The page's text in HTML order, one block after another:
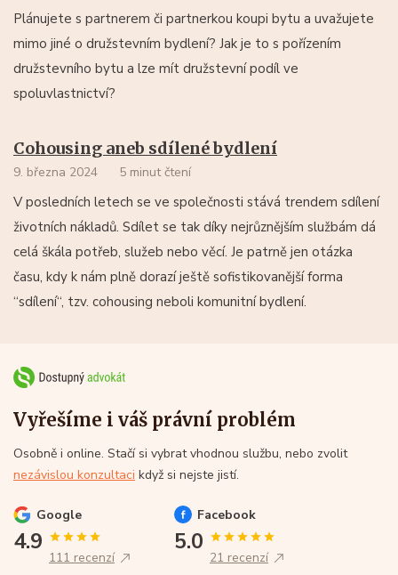
Plánujete s partnerem či partnerkou koupi bytu a uvažujete
mimo jiné o družstevním bydlení? Jak je to s pořízením
družstevního bytu a lze mít družstevní podíl ve
spoluvlastnictví?
Cohousing aneb sdílené bydlení
9. března 2024 5 minut čtení
V posledních letech se ve společnosti stává trendem sdílení
životních nákladů. Sdílet se tak díky nejrůznějším službám dá
celá škála potřeb, služeb nebo věcí. Je patrně jen otázka
času, kdy k nám plně dorazí ještě sofistikovanější forma
“sdílení“, tzv. cohousing neboli komunitní bydlení.
Vyřešíme i váš právní problém
Osobně i online. Stačí si vybrat vhodnou službu, nebo zvolit
nezávislou konzultaci když si nejste jistí.
Google
4.9
111 recenzí
Facebook
5.0
21 recenzí